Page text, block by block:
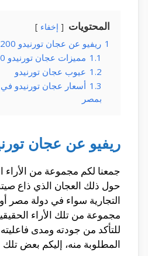
المحتويات إخفاء
1 ريفيو عن عجان تورنيدو 1200 وات
1.1 مميزات عجان تورنيدو 600 وات
1.2 عيوب عجان تورنيدو
1.3 أسعار عجان تورنيدو في
بمصر
ريفيو عن عجان تورنيدو
جمعنا لكم مجموعة من الأراء
حول ذلك العجان الذي ذاع
التجارية سواء في دولة مصر
مجموعة من تلك الأراء
للتأكد من جودته ومدى
المطلوبة منه، إليكم بعض تلك